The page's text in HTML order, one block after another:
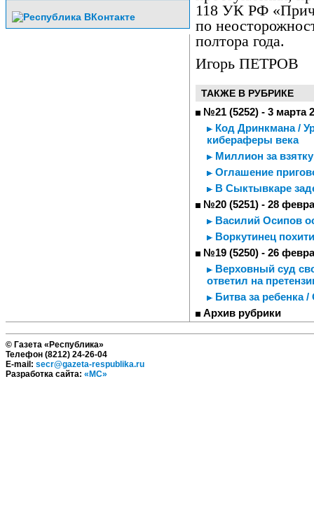
118 УК РФ
по
полтора года.
Игорь ПЕТРОВ
ТАКЖЕ В РУБРИКЕ
№21 (5252) - 3 марта
Код Дринкмана /
кибераферы века
Миллион за взятку
Оглашение
В Сыктывкаре
№20 (5251) - 28
Василий Осипов
Воркутинец
№19 (5250) - 26
Верховный суд
ответил на
Битва за ребенка
Архив рубрики
© Газета «Республика»
Телефон (8212) 24-26-04
E-mail: secr@gazeta-respublika.ru
Разработка сайта: «МС»